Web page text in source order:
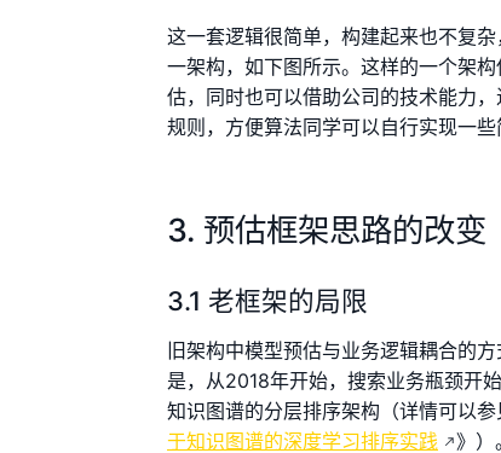
这一套逻辑很简单，构建起来也不复
一架构，如下图所示。这样的一个架
估，同时也可以借助公司的技术能力
规则，方便算法同学可以自行实现一些
3. 预估框架思路的改变
3.1 老框架的局限
旧架构中模型预估与业务逻辑耦合的
是，从2018年开始，搜索业务瓶颈开
知识图谱的分层排序架构（详情可以
于知识图谱的深度学习排序实践
》）